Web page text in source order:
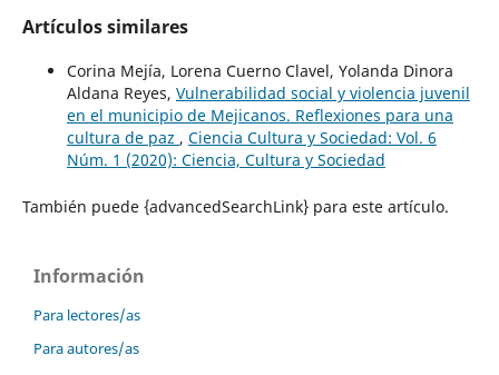
Artículos similares
Corina Mejía, Lorena Cuerno Clavel, Yolanda Dinora
Aldana Reyes, Vulnerabilidad social y violencia juvenil
en el municipio de Mejicanos. Reflexiones para una
cultura de paz , Ciencia Cultura y Sociedad: Vol. 6
Núm. 1 (2020): Ciencia, Cultura y Sociedad
También puede {advancedSearchLink} para este artículo.
Información
Para lectores/as
Para autores/as